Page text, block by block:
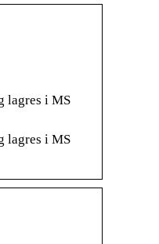
lagres i MS
lagres i MS